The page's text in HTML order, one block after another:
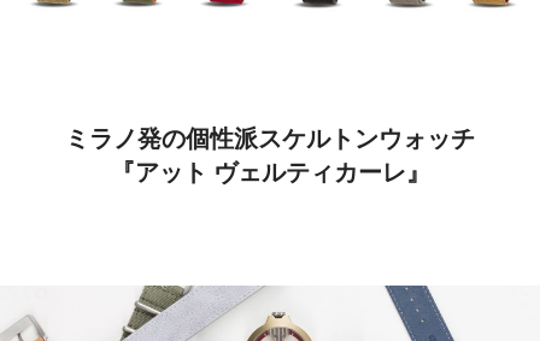
ミラノ発の個性派スケルトンウォッチ
『アット ヴェルティカーレ』